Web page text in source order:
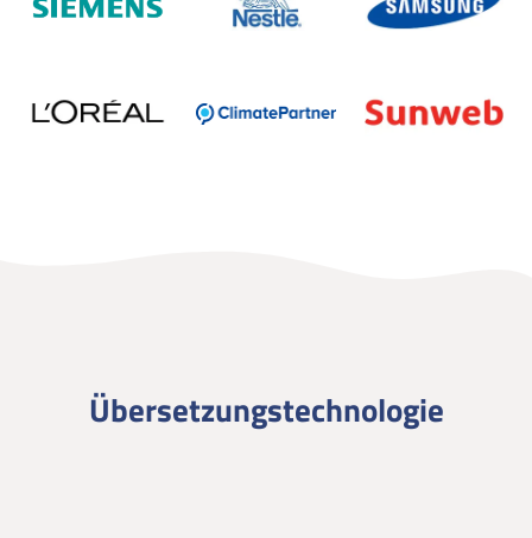
Übersetzungstechnologie